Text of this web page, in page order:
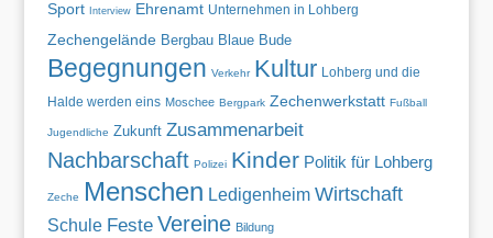
Sport Interview Ehrenamt Unternehmen in Lohberg
Zechengelände Bergbau Blaue Bude
Begegnungen Verkehr Kultur Lohberg und die
Halde werden eins Moschee Bergpark Zechenwerkstatt Fußball
Jugendliche Zukunft Zusammenarbeit
Nachbarschaft Polizei Kinder Politik für Lohberg
Zeche Menschen Ledigenheim Wirtschaft
Schule Feste Vereine Bildung